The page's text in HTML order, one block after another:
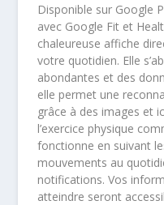
Disponible sur Google
avec Google Fit et
chaleureuse affiche
votre quotidien. Elle
abondantes et des
elle permet une
grâce à des images et
l’exercice physique
fonctionne en suivant
mouvements au
notifications. Vos
atteindre seront